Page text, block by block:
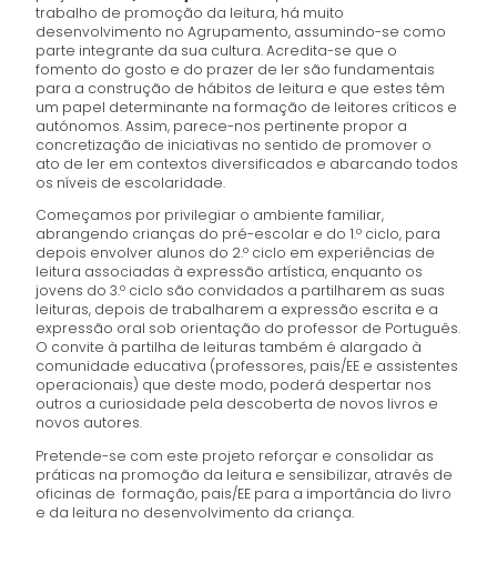
trabalho de promoção da leitura, há muito
desenvolvimento no Agrupamento, assumindo-se como
parte integrante da sua cultura. Acredita-se que o
fomento do gosto e do prazer de ler são fundamentais
para a construção de hábitos de leitura e que estes têm
um papel determinante na formação de leitores críticos e
autónomos. Assim, parece-nos pertinente propor a
concretização de iniciativas no sentido de promover o
ato de ler em contextos diversificados e abarcando todos
os níveis de escolaridade.
Começamos por privilegiar o ambiente familiar,
abrangendo crianças do pré-escolar e do 1.º ciclo, para
depois envolver alunos do 2.º ciclo em experiências de
leitura associadas à expressão artística, enquanto os
jovens do 3.º ciclo são convidados a partilharem as suas
leituras, depois de trabalharem a expressão escrita e a
expressão oral sob orientação do professor de Português.
O convite à partilha de leituras também é alargado à
comunidade educativa (professores, pais/EE e assistentes
operacionais) que deste modo, poderá despertar nos
outros a curiosidade pela descoberta de novos livros e
novos autores.
Pretende-se com este projeto reforçar e consolidar as
práticas na promoção da leitura e sensibilizar, através de
oficinas de formação, pais/EE para a importância do livro
e da leitura no desenvolvimento da criança.